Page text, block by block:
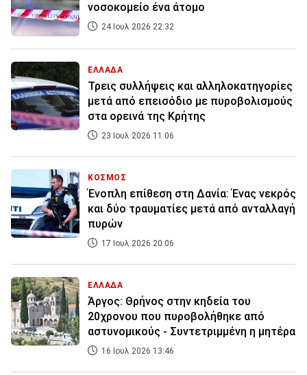
νοσοκομείο ένα άτομο
24 Ιουλ 2026 22:32
ΕΛΛΑΔΑ
Τρεις συλλήψεις και αλληλοκατηγορίες
μετά από επεισόδιο με πυροβολισμούς
στα ορεινά της Κρήτης
23 Ιουλ 2026 11:06
ΚΟΣΜΟΣ
Ένοπλη επίθεση στη Δανία: Ένας νεκρός
και δύο τραυματίες μετά από ανταλλαγή
πυρών
17 Ιουλ 2026 20:06
ΕΛΛΑΔΑ
Άργος: Θρήνος στην κηδεία του
20χρονου που πυροβολήθηκε από
αστυνομικούς - Συντετριμμένη η μητέρα
16 Ιουλ 2026 13:46